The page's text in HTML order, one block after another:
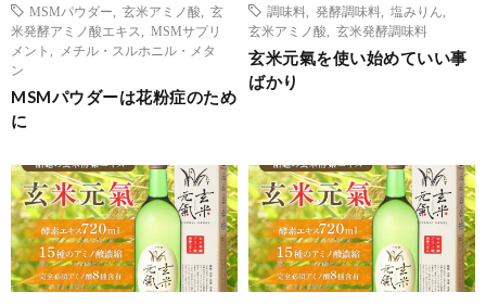
MSMパウダー
玄米アミノ酸
玄
米発酵アミノ酸エキス
MSMサプリ
メント
メチル・スルホニル・メタ
ン
MSMパウダーは花粉症のため
に
調味料
発酵調味料 塩みりん
玄米アミノ酸
玄米発酵調味料
玄米元氣を使い始めていい事
ばかり